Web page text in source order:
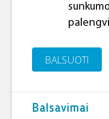
BALSUOTI
Balsavimai